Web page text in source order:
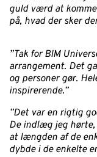
guld værd at
på, hvad der sker
”Tak for BIM
arrangement. Det
og personer gør.
inspirerende.”
”Det var en rigtig
De indlæg jeg
at længden af de
dybde i de enkelte